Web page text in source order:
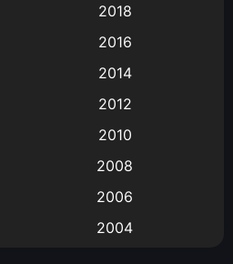
2018
2016
2014
2012
2010
2008
2006
2004